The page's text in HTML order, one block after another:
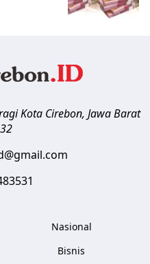
Kota Cirebon, Jawa Barat
Nasional
Bisnis